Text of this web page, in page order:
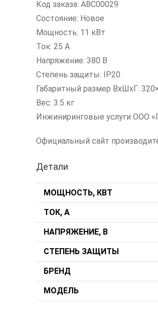
Код заказа: ABC00029
Состояние: Новое
Мощность: 11 кВт
Ток: 25 А
Напряжение: 380 В
Степень защиты: IP20
Габаритный размер ВхШхГ:
Вес: 3.5 кг
Инжиниринговые услуги ООО
Официальный сайт
Детали
МОЩНОСТЬ, КВТ
ТОК, А
НАПРЯЖЕНИЕ, В
СТЕПЕНЬ ЗАЩИТЫ
БРЕНД
МОДЕЛЬ